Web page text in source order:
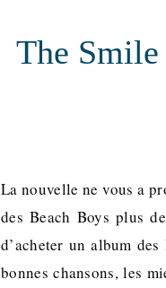
The Smile
La nouvelle ne vous a
des Beach Boys plus
d’acheter un album
bonnes chansons, les